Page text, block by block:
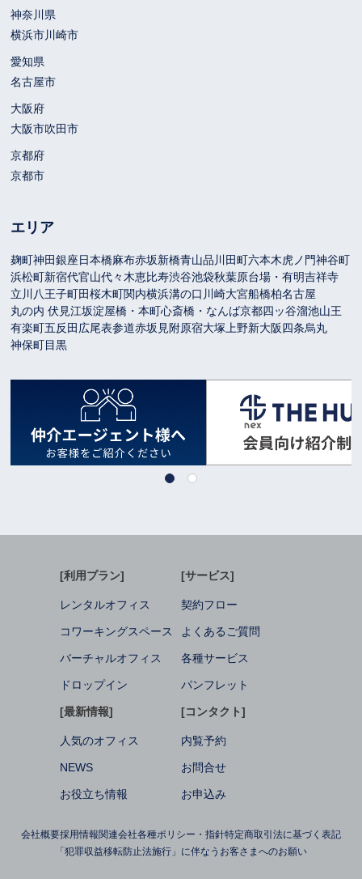
神奈川県
横浜市川崎市
愛知県
名古屋市
大阪府
大阪市吹田市
京都府
京都市
エリア
麹町神田銀座日本橋麻布赤坂新橋青山品川 田町六本木虎ノ門神谷町
浜松町新宿代官山代々木恵比寿渋谷池袋秋葉原台場・有明吉祥寺
立川 八王子町田桜木町関内横浜溝の口 川崎大宮船橋柏名古屋
丸の内 伏見江坂淀屋橋・本町心斎橋・なんば京都四ッ谷溜池山王
有楽町五反田 広尾表参道赤坂見附原宿大塚 上野新大阪四条烏丸
神保町目黒
[利用プラン]
レンタルオフィス
コワーキングスペース
バーチャルオフィス
ドロップイン
[サービス]
契約フロー
よくあるご質問
各種サービス
パンフレット
[最新情報]
人気のオフィス
NEWS
お役立ち情報
[コンタクト]
内覧予約
お問合せ
お申込み
会社概要採用情報関連会社各種ポリシー・指針特定商取引法に基づく表記
「犯罪収益移転防止法施行」に伴なうお客さまへのお願い